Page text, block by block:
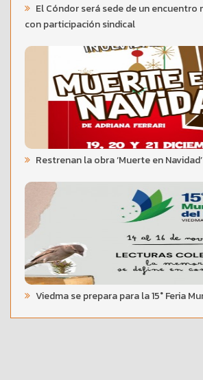
El Cóndor será sede de un encuentro
con participación sindical
Restrenan la obra ‘Muerte en
Viedma se prepara para la 15° Feria